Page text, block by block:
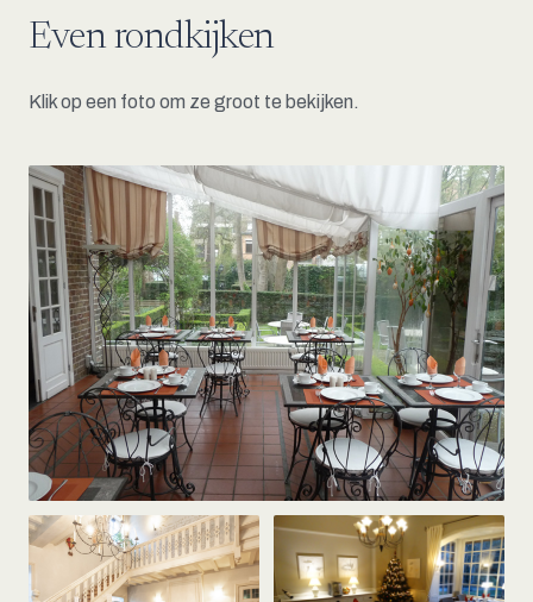
Even rondkijken
Klik op een foto om ze groot te bekijken.